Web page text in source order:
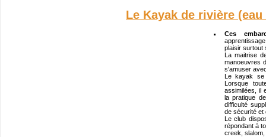
Le Kayak de rivière
Ces
plaisir surtout
La maitrise
manoeuvres
s'amuser
Le kayak
Lorsque
assimilées, il
la pratique
difficulté
de sécurité et
Le club
répondant à
creek,